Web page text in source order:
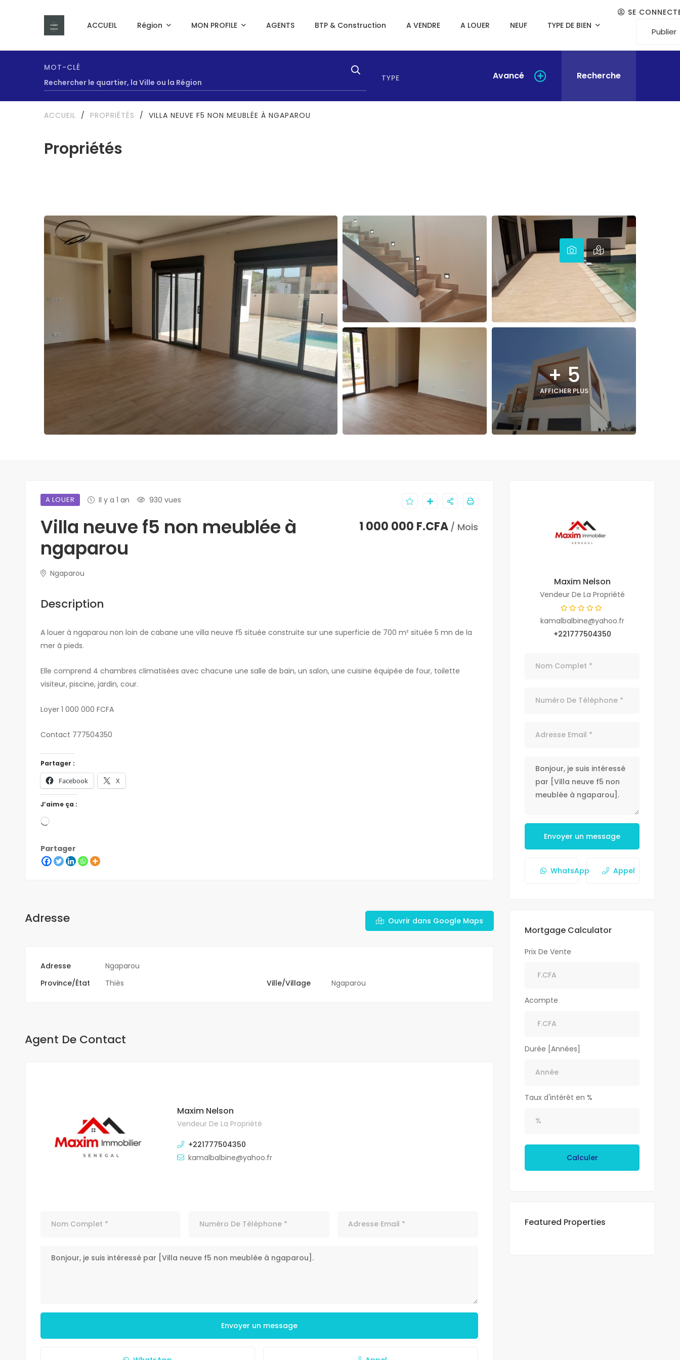
ACCUEIL Région MON PROFILE AGENTS BTP & Construction A VENDRE A LOUER NEUF TYPE DE BIEN
SE
Publier
MOT-CLÉ
TYPE
Avancé Recherche
Propriétés
ACCUEIL / PROPRIÉTÉS / VILLA NEUVE F5 NON MEUBLÉE À NGAPAROU
+ 5
AFFICHER PLUS
A LOUER Il y a 1 an 930 vues
Villa neuve f5 non meublée à
ngaparou
Ngaparou
1 000 000 F.CFA / Mois
Description
A louer à ngaparou non loin de cabane une villa neuve f5 située construite sur une superficie de 700 m² située 5 mn de la
mer à pieds.
Elle comprend 4 chambres climatisées avec chacune une salle de bain, un salon, une cuisine équipée de four, toilette
visiteur, piscine, jardin, cour.
Loyer 1 000 000 FCFA
Contact 777504350
Partager :
Facebook X
J’aime ça :
Partager
Adresse Ouvrir dans Google Maps
Adresse
Ngaparou
Province/État
Thiès Ville/Village Ngaparou
Agent De Contact
Maxim Nelson
Vendeur De La Propriété
+221777504350
kamalbalbine@yahoo.fr
Envoyer un message
Maxim Nelson
Vendeur De La Propriété
kamalbalbine@yahoo.fr
+221777504350
Envoyer un message
WhatsApp Appel
Mortgage Calculator
Prix De Vente
Acompte
Durée [Années]
Taux d'intérêt en %
Calculer
Featured Properties